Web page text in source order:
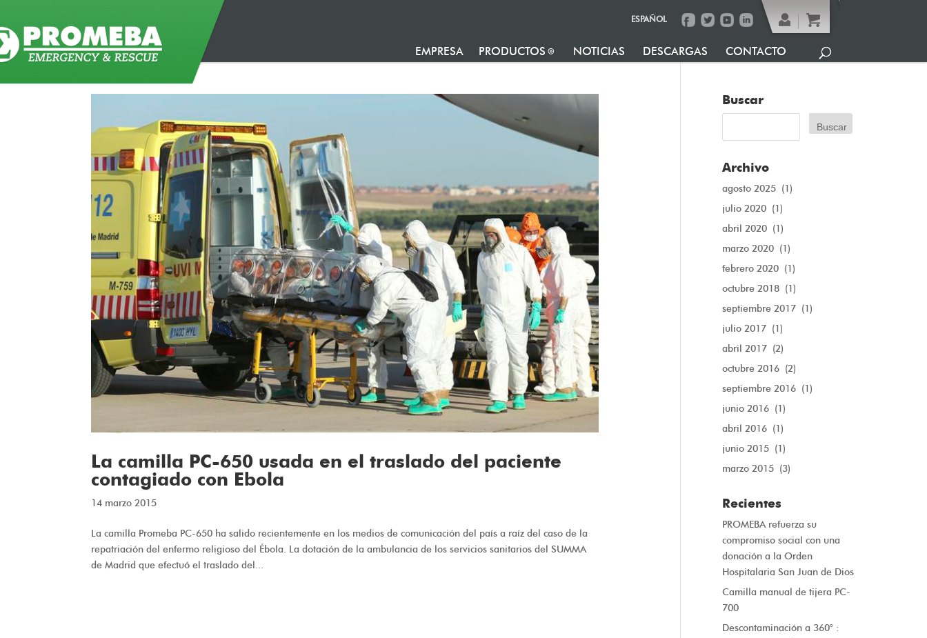
ESPAÑOL
EMPRESA PRODUCTOS NOTICIAS DESCARGAS CONTACTO
La camilla PC-650 usada en el traslado del paciente
contagiado con Ebola
14 marzo 2015
La camilla Promeba PC-650 ha salido recientemente en los medios de comunicación del país a raíz del caso de la
repatriación del enfermo religioso del Ébola. La dotación de la ambulancia de los servicios sanitarios del SUMMA
de Madrid que efectuó el traslado del...
Buscar
Archivo
agosto 2025 (1)
julio 2020 (1)
abril 2020 (1)
marzo 2020 (1)
febrero 2020 (1)
octubre 2018 (1)
septiembre 2017 (1)
julio 2017 (1)
abril 2017 (2)
octubre 2016 (2)
septiembre 2016 (1)
junio 2016 (1)
abril 2016 (1)
junio 2015 (1)
marzo 2015 (3)
Recientes
PROMEBA refuerza su
compromiso social con una
donación a la Orden
Hospitalaria San Juan de Dios
Camilla manual de tijera PC-
700
Descontaminación a 360° :